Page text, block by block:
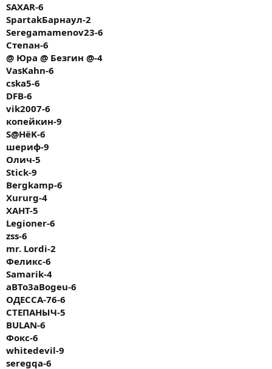
SAXAR-6
SpartakБарнаул-2
Seregamamenov23-6
Степан-6
@ Юра @ Безгин @-4
VasKahn-6
cska5-6
DFB-6
vik2007-6
копейкин-9
S@HёK-6
шериф-9
Олич-5
Stick-9
Bergkamp-6
Xururg-4
ХАНТ-5
Legioner-6
zss-6
mr. Lordi-2
Феликс-6
Samarik-4
aBTo3aBogeu-6
ОДЕССА-76-6
СТЕПАНЫЧ-5
BULAN-6
Фокс-6
whitedevil-9
seregqa-6